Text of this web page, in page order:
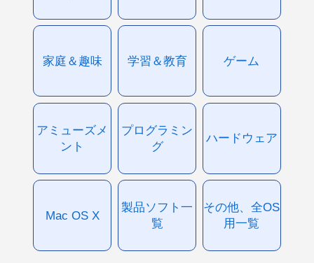
家庭＆趣味 学習＆教育 ゲーム
アミューズメ
ント
プログラミン
グ
ハードウェア
Mac OS X
製品ソフト一
覧
その他、全OS
用一覧